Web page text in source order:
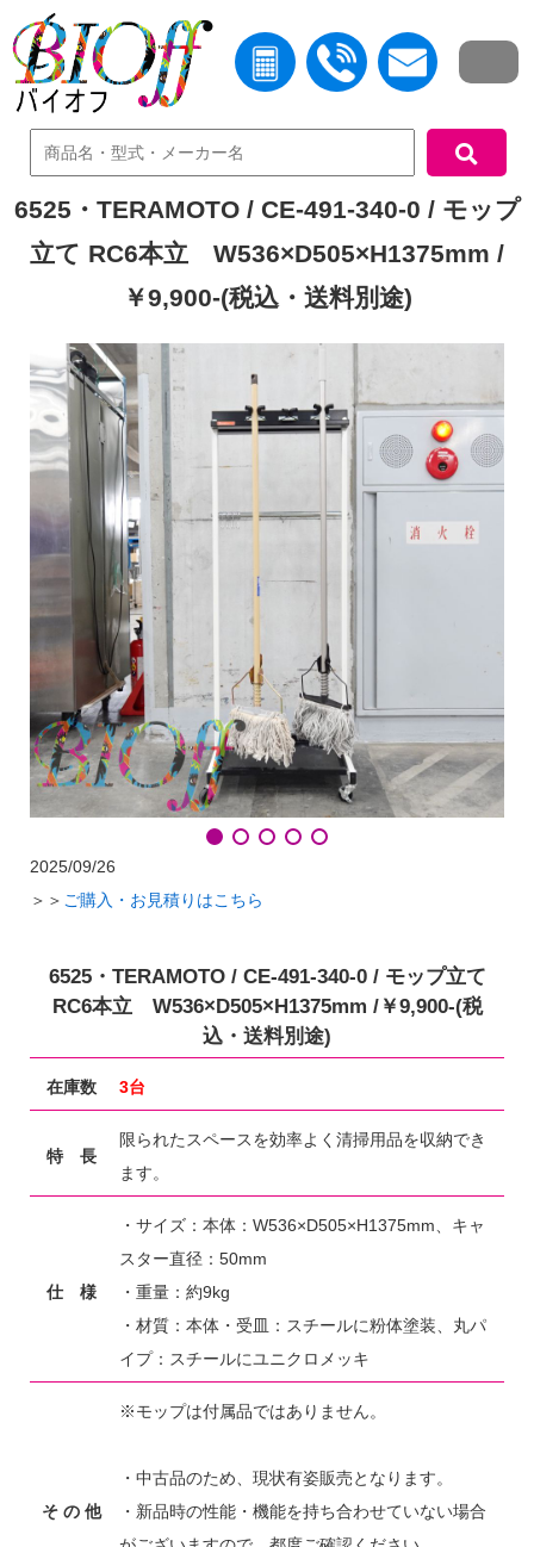
中古機器検索
6525・TERAMOTO / CE-491-340-0 / モップ
立て RC6本立 W536×D505×H1375mm /
￥9,900-(税込・送料別途)
2025/09/26
＞＞ ご購入・お見積りはこちら
6525・TERAMOTO / CE-491-340-0 / モップ立て
RC6本立 W536×D505×H1375mm /￥9,900-(税
込・送料別途)
在庫数 3台
特 長
限られたスペースを効率よく清掃用品を収納でき
ます。
仕 様
・サイズ：本体：W536×D505×H1375mm、キャ
スター直径：50mm
・重量：約9kg
・材質：本体・受皿：スチールに粉体塗装、丸パ
イプ：スチールにユニクロメッキ
そ の 他
※モップは付属品ではありません。
・中古品のため、現状有姿販売となります。
・新品時の性能・機能を持ち合わせていない場合